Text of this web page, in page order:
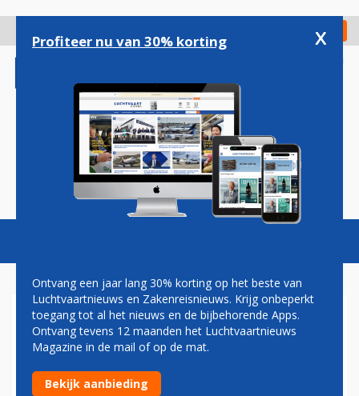
gaan
Check in
Magazine Podcasts Vacatures
GOLDEN TULIP VOOR HET
EERST ACTIEF IN
AUSTRALI&#235
Profiteer nu van 30% korting x
Ontvang een jaar lang 30% korting op het beste van
Luchtvaartnieuws en Zakenreisnieuws. Krijg onbeperkt
toegang tot al het nieuws en de bijbehorende Apps.
Ontvang tevens 12 maanden het Luchtvaartnieuws
Magazine in de mail of op de mat.
Bekijk aanbieding